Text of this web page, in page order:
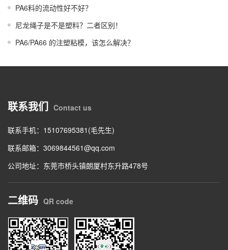
PA6料的流动性好不好？
尼龙绳子是不是塑料？二者区别！
PA6/PA66 的注塑粘模，该怎么解决？
联系我们 Contact us
联系手机：15107695381(毛先生)
联系邮箱： 3069844561@qq.com
公司地址：东莞市桥头镇朗厦村东升路478号
二维码 QR code